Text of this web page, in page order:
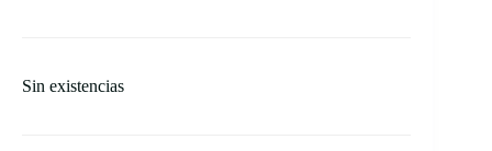
Sin existencias